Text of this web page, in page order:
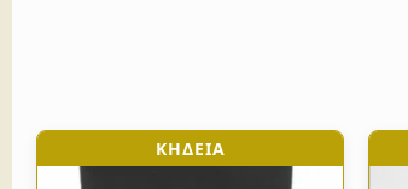
ΚΗΔΕΙΑ